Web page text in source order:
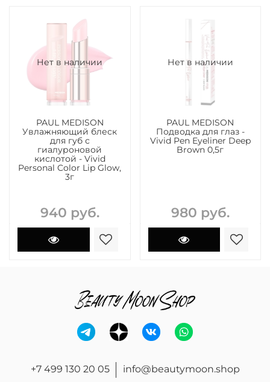
Нет в наличии
PAUL MEDISON
Увлажняющий блеск
для губ с
гиалуроновой
кислотой - Vivid
Personal Color Lip Glow,
3г
940 руб.
Нет в наличии
PAUL MEDISON
Подводка для глаз -
Vivid Pen Eyeliner Deep
Brown 0,5г
980 руб.
+7 499 130 20 05 info@beautymoon.shop